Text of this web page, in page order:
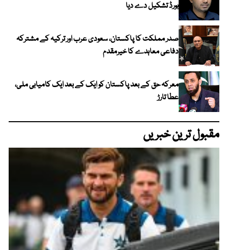
بورڈ تشکیل دے دیا
صدر مملکت کا پاکستان، سعودی عرب اور ترکیہ کے مشترکہ
دفاعی معاہدے کا خیرمقدم
معرکہ حق کے بعد پاکستان کو ایک کے بعد ایک کامیابی ملی،
عطا تارڑ
مقبول ترین خبریں